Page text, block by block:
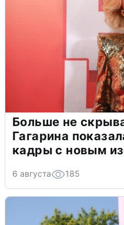
Больше не
Гагарина
кадры с новым
6 августа 185